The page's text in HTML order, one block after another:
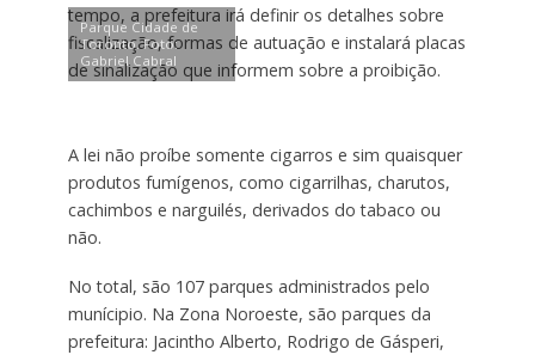
tempo, a prefeitura irá definir os detalhes sobre
fiscalização, formas de autuação e instalará placas
de sinalização que informem sobre a proibição.
Parque Cidade de
Toronto. Foto:
Gabriel Cabral
A lei não proíbe somente cigarros e sim quaisquer
produtos fumígenos, como cigarrilhas, charutos,
cachimbos e narguilés, derivados do tabaco ou
não.
No total, são 107 parques administrados pelo
munícipio. Na Zona Noroeste, são parques da
prefeitura: Jacintho Alberto, Rodrigo de Gásperi,